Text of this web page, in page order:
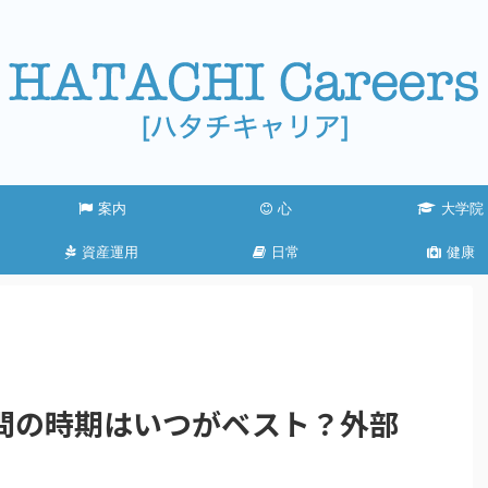
案内 心 大学院
資産運用 日常 健康
の時期はいつがベスト？外部